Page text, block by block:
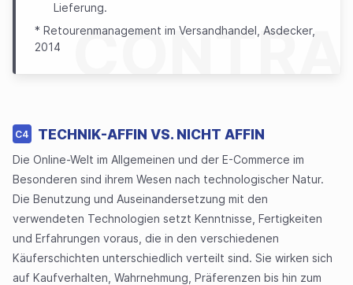
CONTRA
Lieferung.
* Retourenmanagement im Versandhandel, Asdecker,
2014
C4 TECHNIK-AFFIN VS. NICHT AFFIN
Die Online-Welt im Allgemeinen und der E-Commerce im
Besonderen sind ihrem Wesen nach technologischer Natur.
Die Benutzung und Auseinandersetzung mit den
verwendeten Technologien setzt Kenntnisse, Fertigkeiten
und Erfahrungen voraus, die in den verschiedenen
Käuferschichten unterschiedlich verteilt sind. Sie wirken sich
auf Kaufverhalten, Wahrnehmung, Präferenzen bis hin zum